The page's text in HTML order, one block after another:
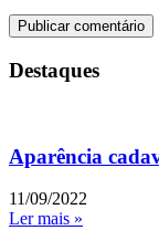
Destaques
Aparência
11/09/2022
Ler mais »